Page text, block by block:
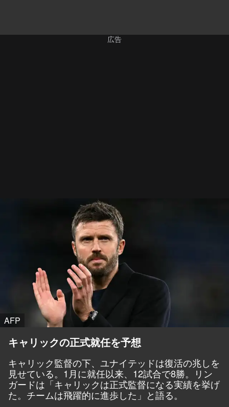
AFP
キャリックの正式就任を予想
キャリック監督の下、ユナイテッドは復活の兆しを
見せている。1月に就任以来、12試合で8勝。リン
ガードは「キャリックは正式監督になる実績を挙げ
た。チームは飛躍的に進歩した」と語る。